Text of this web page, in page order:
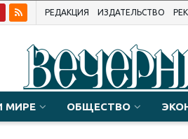
РЕДАКЦИЯ ИЗДАТЕЛЬСТВО
МИРЕ ОБЩЕСТВО